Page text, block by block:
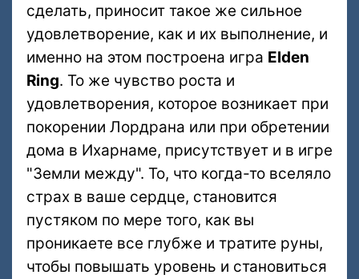
сделать, приносит такое же сильное
удовлетворение, как и их выполнение, и
именно на этом построена игра Elden
Ring. То же чувство роста и
удовлетворения, которое возникает при
покорении Лордрана или при обретении
дома в Ихарнаме, присутствует и в игре
"Земли между". То, что когда-то вселяло
страх в ваше сердце, становится
пустяком по мере того, как вы
проникаете все глубже и тратите руны,
чтобы повышать уровень и становиться